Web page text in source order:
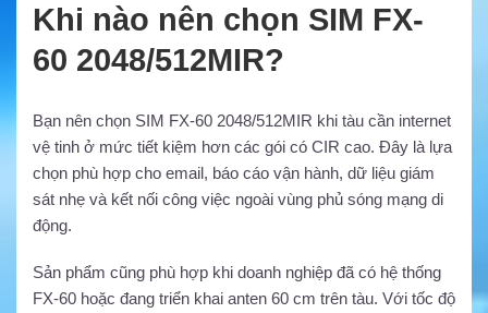
Khi nào nên chọn SIM FX-
60 2048/512MIR?
Bạn nên chọn SIM FX-60 2048/512MIR khi tàu cần internet
vệ tinh ở mức tiết kiệm hơn các gói có CIR cao. Đây là lựa
chọn phù hợp cho email, báo cáo vận hành, dữ liệu giám
sát nhẹ và kết nối công việc ngoài vùng phủ sóng mạng di
động.
Sản phẩm cũng phù hợp khi doanh nghiệp đã có hệ thống
FX-60 hoặc đang triển khai anten 60 cm trên tàu. Với tốc độ